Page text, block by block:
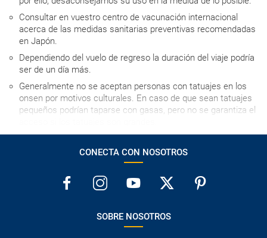
Consultar en vuestro centro de vacunación internacional
acerca de las medidas sanitarias preventivas recomendadas
en Japón.
Dependiendo del vuelo de regreso la duración del viaje podría
ser de un día más.
Generalmente no se aceptan personas con tatuajes en los
onsen por motivos culturales. En caso de que sean tatuajes
pequeños podrían taparse con gasas, pero no se garantiza el
acceder a la compra y toda la información sobre el mismo en
la web: http://www.jrpass.com. No se puede realizar la
compra del Japan Rail Pass con más de tres meses de
antelación a la realización del primer tramo en tren.
habitaciones con dos camas individuales o una doble, en las
que se instala una cama plegable para acoger a la tercera
CONECTA CON NOSOTROS
SOBRE NOSOTROS